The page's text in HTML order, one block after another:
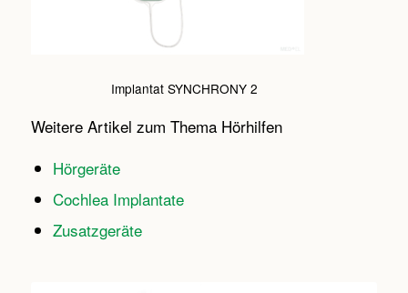
Implantat SYNCHRONY 2
Weitere Artikel zum Thema Hörhilfen
Hörgeräte
Cochlea Implantate
Zusatzgeräte